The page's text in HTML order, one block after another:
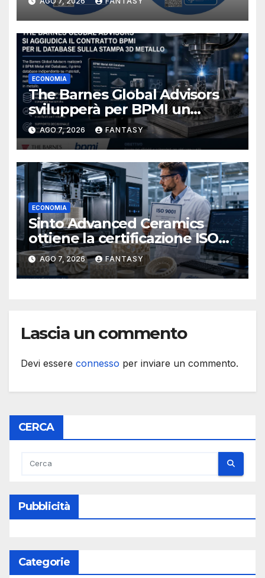
NIOSH
ECONOMIA
The Barnes Global Advisors
svilupperà per BPMI un
database per la stampa 3D
metallica destinata alla filiera
navale statunitense
AGO 7, 2026 FANTASY
ECONOMIA
Sinto Advanced Ceramics
ottiene la certificazione ISO
9001 per la stampa 3D di
ceramiche tecniche
AGO 7, 2026 FANTASY
Lascia un commento
Devi essere connesso per inviare un commento.
CERCA
Pubblicità
Categorie